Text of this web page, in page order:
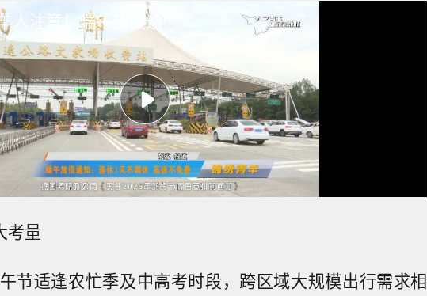
报# 【青羊人注意！端午放假通
考量
节适逢农忙季及中高考时段，跨区域大规模出行需求相